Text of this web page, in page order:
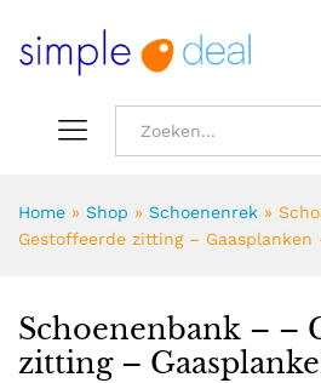
Home » Shop » Schoenenrek »
Gestoffeerde zitting –
Schoenenbank – –
zitting –